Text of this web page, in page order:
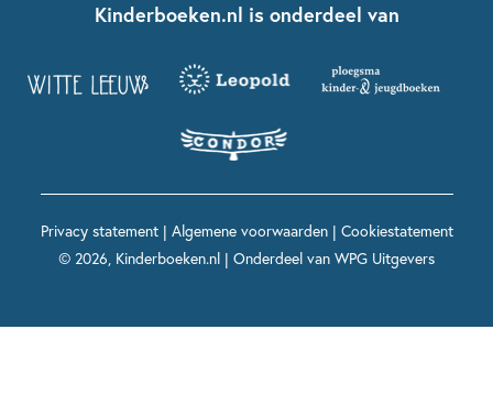
Kinderboeken diversiteit
Grappige kinderboeken
Spannende kinderboeken
Boekentips 12+ jaar
Voor volwassenen
Spekkie en Sproet
Maxi & Helium
Voor het onderwijs
Kinderboeken.nl is onderdeel van
Privacy statement| Algemene voorwaarden| Cookiestatement
© 2026, Kinderboeken.nl | Onderdeel van WPG Uitgevers